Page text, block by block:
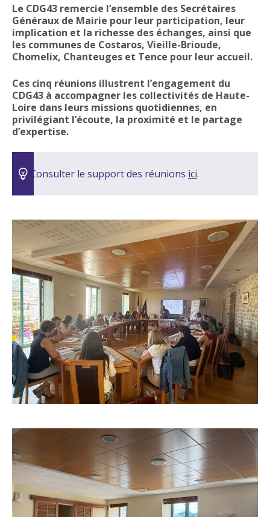
Le CDG43 remercie l’ensemble des Secrétaires
Généraux de Mairie pour leur participation, leur
implication et la richesse des échanges, ainsi que
les communes de Costaros, Vieille-Brioude,
Chomelix, Chanteuges et Tence pour leur accueil.
Ces cinq réunions illustrent l’engagement du
CDG43 à accompagner les collectivités de Haute-
Loire dans leurs missions quotidiennes, en
privilégiant l’écoute, la proximité et le partage
d’expertise.
Consulter le support des réunions ici.